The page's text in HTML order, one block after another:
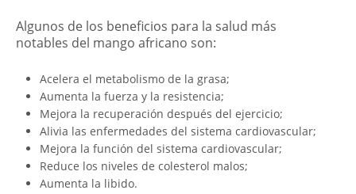
Algunos de los beneficios para la salud más
notables del mango africano son:
Acelera el metabolismo de la grasa;
Aumenta la fuerza y la resistencia;
Mejora la recuperación después del ejercicio;
Alivia las enfermedades del sistema cardiovascular;
Mejora la función del sistema cardiovascular;
Reduce los niveles de colesterol malos;
Aumenta la libido.